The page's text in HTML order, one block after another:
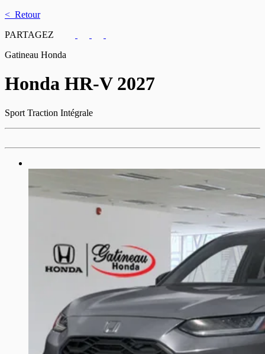
< Retour
PARTAGEZ
Gatineau Honda
Honda HR-V 2027
Sport Traction Intégrale